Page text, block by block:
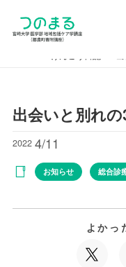
出会いと別れの
2022 4/11
お知らせ 総合診
よかっ